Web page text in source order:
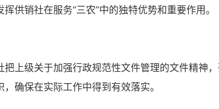
供销社在服务“三农”中的独特优势和重要作用。
上级关于加强行政规范性文件管理的文件精神
确保在实际工作中得到有效落实。